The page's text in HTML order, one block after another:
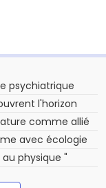
psychiatrique
l'horizon
comme allié
avec écologie
physique "